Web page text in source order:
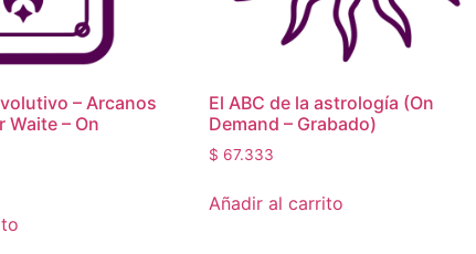
– Arcanos
Waite – On
El ABC de la astrología (On
Demand – Grabado)
$ 67.333
Añadir al carrito